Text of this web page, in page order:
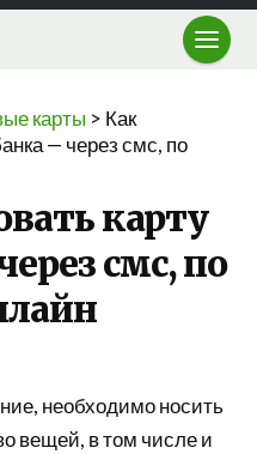
карты > Как
— через смс, по
карту
смс, по
необходимо носить
вещей, в том числе и